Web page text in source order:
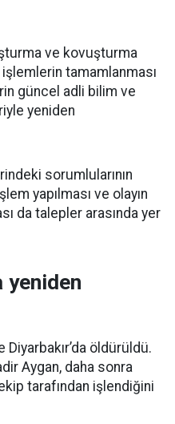
ve kovuşturma
tamamlanması
güncel adli bilim ve
yeniden
sorumlularının
yapılması ve olayın
da talepler arasında yer
yeniden
Diyarbakır’da öldürüldü.
Aygan, daha sonra
tarafından işlendiğini